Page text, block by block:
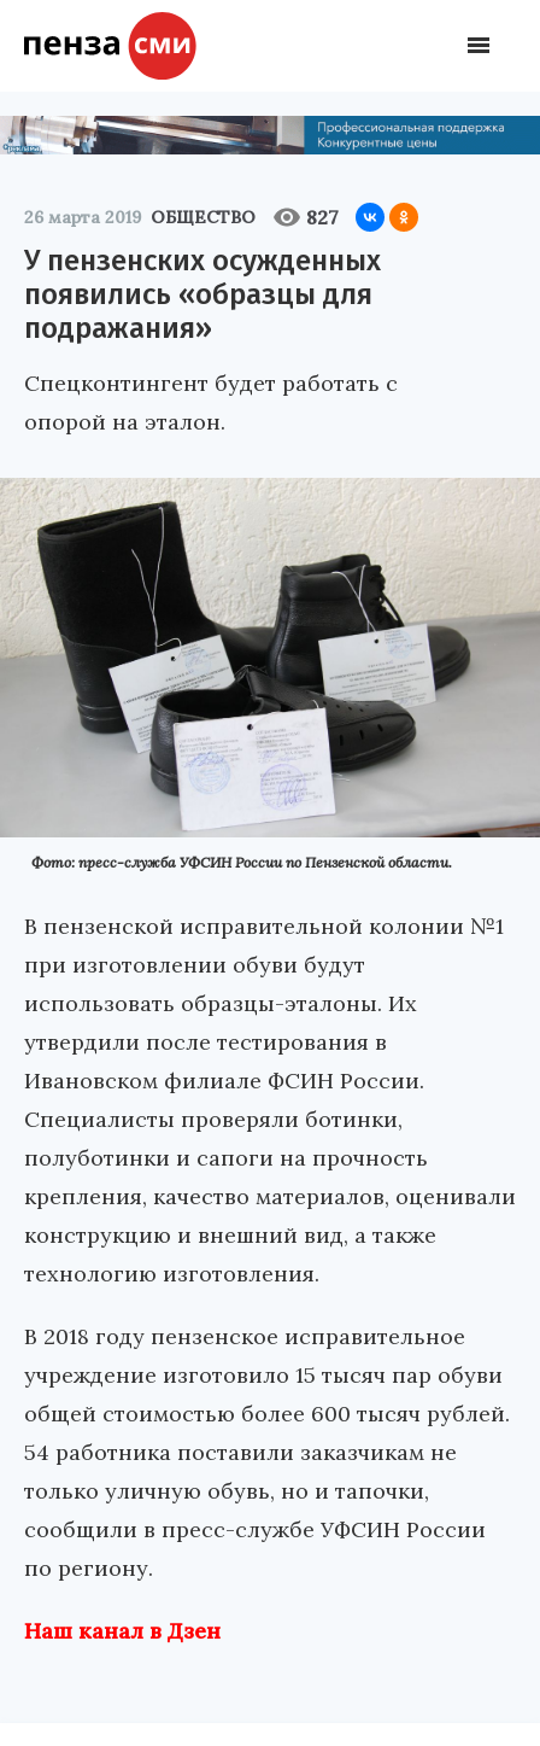
26 марта 2019 ОБЩЕСТВО 827
У пензенских осужденных
появились «образцы для
подражания»
Спецконтингент будет работать с
опорой на эталон.
Фото: пресс-служба УФСИН России по Пензенской области.
В пензенской исправительной колонии №1
при изготовлении обуви будут
использовать образцы-эталоны. Их
утвердили после тестирования в
Ивановском филиале ФСИН России.
Специалисты проверяли ботинки,
полуботинки и сапоги на прочность
крепления, качество материалов, оценивали
конструкцию и внешний вид, а также
технологию изготовления.
В 2018 году пензенское исправительное
учреждение изготовило 15 тысяч пар обуви
общей стоимостью более 600 тысяч рублей.
54 работника поставили заказчикам не
только уличную обувь, но и тапочки,
сообщили в пресс-службе УФСИН России
по региону.
Наш канал в Дзен